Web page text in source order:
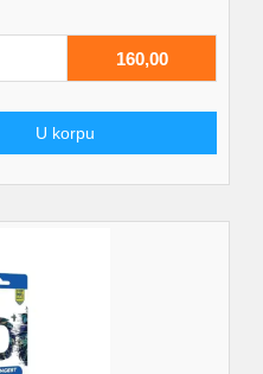
160,00
U korpu